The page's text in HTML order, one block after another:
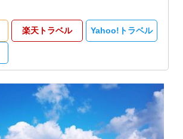
楽天トラベル Yahoo!トラベル